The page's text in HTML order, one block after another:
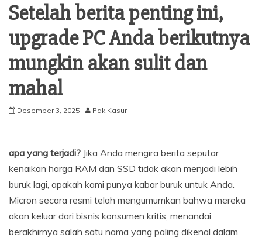
Setelah berita penting ini,
upgrade PC Anda berikutnya
mungkin akan sulit dan
mahal
Desember 3, 2025 Pak Kasur
apa yang terjadi? Jika Anda mengira berita seputar
kenaikan harga RAM dan SSD tidak akan menjadi lebih
buruk lagi, apakah kami punya kabar buruk untuk Anda.
Micron secara resmi telah mengumumkan bahwa mereka
akan keluar dari bisnis konsumen kritis, menandai
berakhirnya salah satu nama yang paling dikenal dalam